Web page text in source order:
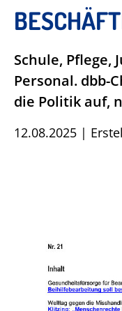
Schule, Pflege,
Personal. dbb-
die Politik auf,
12.08.2025 |